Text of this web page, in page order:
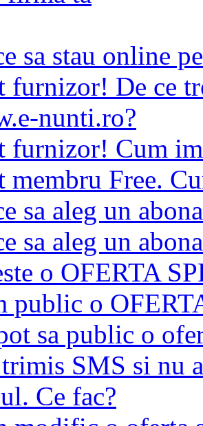
sa stau online
furnizor! De ce
nunti.ro?
furnizor! Cum
membru Free.
sa aleg un
sa aleg un
o OFERTA
public o
sa public o
SMS si nu
Ce fac?